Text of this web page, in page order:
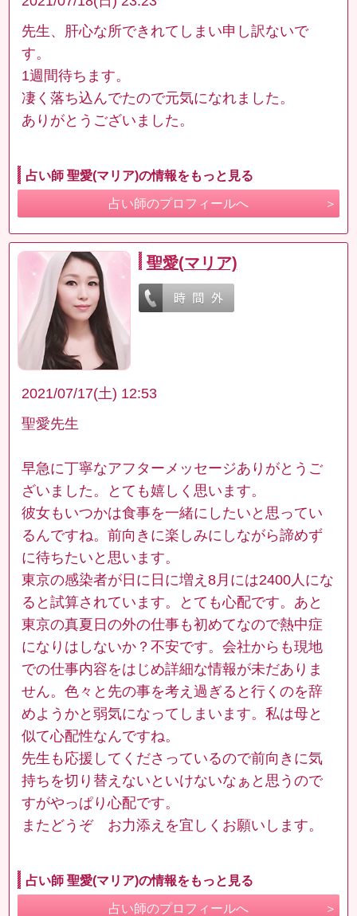
先生、肝心な所できれてしまい申し訳ないで
す。
1週間待ちます。
凄く落ち込んでたので元気になれました。
ありがとうございました。
占い師 聖愛(マリア)の情報をもっと見る
占い師のプロフィールへ
聖愛(マリア)
2021/07/17(土) 12:53
聖愛先生
早急に丁寧なアフターメッセージありがとうご
ざいました。とても嬉しく思います。
彼女もいつかは食事を一緒にしたいと思ってい
るんですね。前向きに楽しみにしながら諦めず
に待ちたいと思います。
東京の感染者が日に日に増え8月には2400人にな
ると試算されています。とても心配です。あと
東京の真夏日の外の仕事も初めてなので熱中症
になりはしないか？不安です。会社からも現地
での仕事内容をはじめ詳細な情報が未だありま
せん。色々と先の事を考え過ぎると行くのを辞
めようかと弱気になってしまいます。私は母と
似て心配性なんですね。
先生も応援してくださっているので前向きに気
持ちを切り替えないといけないなぁと思うので
すがやっぱり心配です。
またどうぞ お力添えを宜しくお願いします。
占い師 聖愛(マリア)の情報をもっと見る
占い師のプロフィールへ